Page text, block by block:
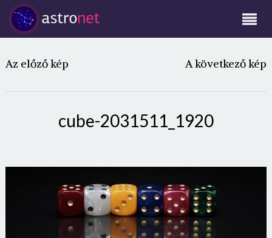
Az előző kép A következő kép
cube-2031511_1920